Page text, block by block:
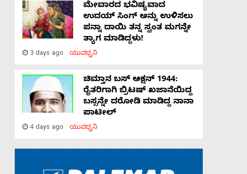
ಮೇವಾರದ ಭವಿಷ್ಯವಾದ
ಉದಯ್ ಸಿಂಗ್ ಅನ್ನು ಉಳಿಸಲು
ಪನ್ನಾ ದಾಯಿ ತನ್ನ ಸ್ವಂತ ಮಗನ್ನೇ
ತ್ಯಾಗ ಮಾಡಿದ್ದಳು!
3 days ago ಯುವಧ್ವನಿ
ಚಿಮ್ತಾನ ಬಸ್ ಆಕ್ಷನ್ 1944:
ರೈತರಿಗಾಗಿ ಬ್ರಿಟಷ್‌ ಖಜಾನೆಯಿದ್ದ
ಬಸ್ಸನ್ನೇ ದರೋಡಿ ಮಾಡಿದ್ದ ನಾನಾ
ಪಾಟೀಲ್
4 days ago ಯುವಧ್ವನಿ